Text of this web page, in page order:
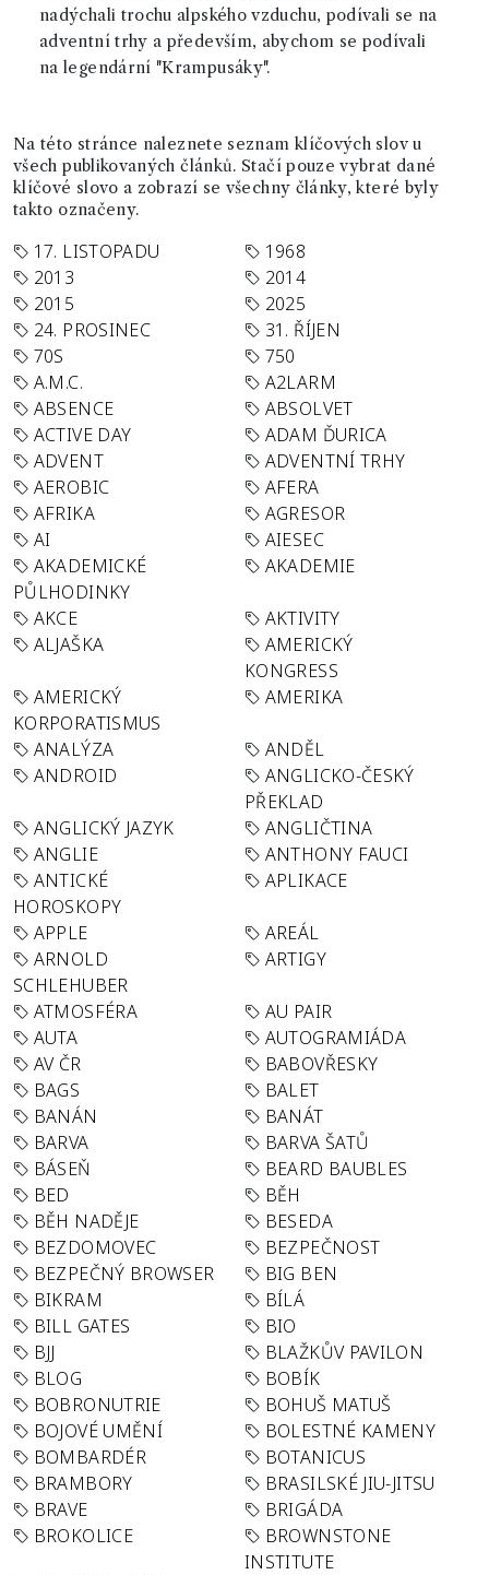
nadýchali trochu alpského vzduchu, podívali se na
adventní trhy a především, abychom se podívali
na legendární "Krampusáky".
Na této stránce naleznete seznam klíčových slov u
všech publikovaných článků. Stačí pouze vybrat dané
klíčové slovo a zobrazí se všechny články, které byly
takto označeny.
17. LISTOPADU
1968
2013
2014
2015
2025
24. PROSINEC
31. ŘÍJEN
70S
750
A.M.C.
A2LARM
ABSENCE
ABSOLVET
ACTIVE DAY
ADAM ĎURICA
ADVENT
ADVENTNÍ TRHY
AEROBIC
AFERA
AFRIKA
AGRESOR
AI
AIESEC
AKADEMICKÉ
PŮLHODINKY
AKADEMIE
AKCE
AKTIVITY
ALJAŠKA
AMERICKÝ
KONGRESS
AMERICKÝ
KORPORATISMUS
AMERIKA
ANALÝZA
ANDĚL
ANDROID
ANGLICKO-ČESKÝ
PŘEKLAD
ANGLICKÝ JAZYK
ANGLIČTINA
ANGLIE
ANTHONY FAUCI
ANTICKÉ
HOROSKOPY
APLIKACE
APPLE
AREÁL
ARNOLD
SCHLEHUBER
ARTIGY
ATMOSFÉRA
AU PAIR
AUTA
AUTOGRAMIÁDA
AV ČR
BABOVŘESKY
BAGS
BALET
BANÁN
BANÁT
BARVA
BARVA ŠATŮ
BÁSEŇ
BEARD BAUBLES
BED
BĚH
BĚH NADĚJE
BESEDA
BEZDOMOVEC
BEZPEČNOST
BEZPEČNÝ BROWSER
BIG BEN
BIKRAM
BÍLÁ
BILL GATES
BIO
BJJ
BLAŽKŮV PAVILON
BLOG
BOBÍK
BOBRONUTRIE
BOHUŠ MATUŠ
BOJOVÉ UMĚNÍ
BOLESTNÉ KAMENY
BOMBARDÉR
BOTANICUS
BRAMBORY
BRASILSKÉ JIU-JITSU
BRAVE
BRIGÁDA
BROKOLICE
BROWNSTONE
INSTITUTE